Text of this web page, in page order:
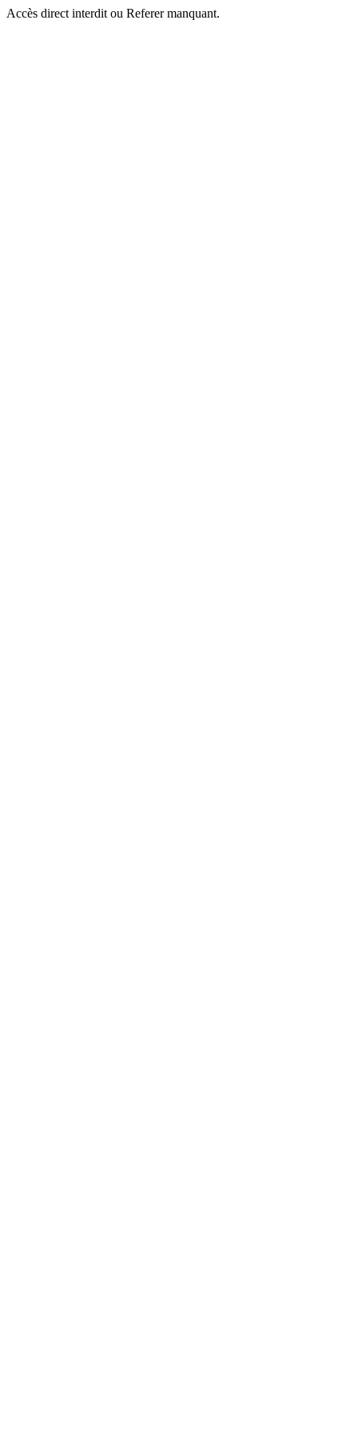
Accès direct interdit ou Referer manquant.